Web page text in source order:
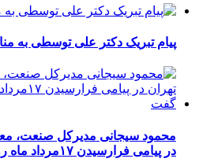
پیام تبریک دکتر علی توسطی به
محمود سیجانی مدیرکل صنعت،
در پیامی فرارسیدن ۱۷مرداد ماه روز خبرنگار را تبریک گفت